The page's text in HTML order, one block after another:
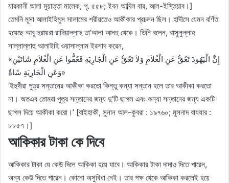
যারকানী আলা মুয়াত্তা মালেক, পৃ. ৫৫৮; ইবন আব্দিল বার, আল-ইস্তিয়াব।]
তেমনি মূসা আলাইহিমুস সালামের শরীয়তেও আকীকার প্রচলন ছিল। হাদীসে যেমন বর্ণিত
হয়েছে আবূ হুরায়রা রাদিয়াল্লাহু তা‘আলা আনহু থেকে। তিনি বলেন, রাসূলুল্লাহ
সাল্লাল্লাহু আলাইহি ওয়াসাল্লাম ইরশাদ করেন,
«إِنَّ الْيَهُودَ تَعُقُّ عَنِ الْغُلاَمِ وَلاَ تَعُقُّ عَنِ الْجَارِيَةِ فَعُقُّوا عَنِ الْغُلاَمِ شَاتَيْنِ
وَعَنِ الْجَارِيَةِ شَاةٌ»
‘ইহুদীরা পুত্র সন্তানের আকীকা করতো কিন্তু কন্যা সন্তান হলে তার আকীকা করতো
না। অতএব তোমরা পুত্র সন্তানের জন্য দু’টি ছাগল এবং কন্যা সন্তানের জন্য একটি
ছাগল দিয়ে আকীকা করো।’ [বাইহাকী, সুনান আল-কুবরা : ১৯৭৬০; মুসনাদ বাযযার :
৮৮৫৭।]
আকিকার টাকা কে দিবে
আকিকার টাকা যে কেউ দিলে আকিকা হয়ে যাবে। আকিকার টাকা দাদাও দিতে পারেন,
অন্য কেউ দিতে পারেন। কোনো অসুবিধা নেই। তার পক্ষ থেকে আকিকা করলেই হয়ে